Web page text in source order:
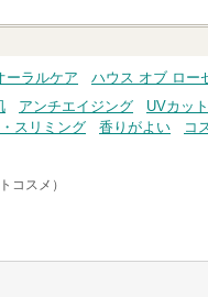
ーラルケア ハウス オブ ロー
アンチエイジング UVカッ
スリミング 香りがよい コ
コスメ）